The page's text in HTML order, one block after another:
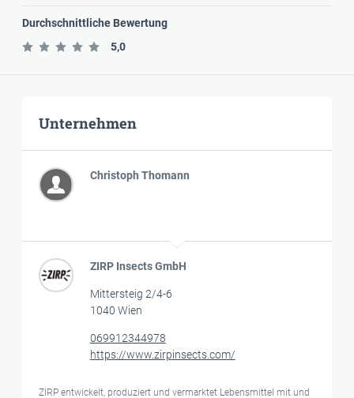
Durchschnittliche Bewertung
5,0
Unternehmen
Christoph Thomann
ZIRP Insects GmbH
Mittersteig 2/4-6
1040 Wien
069912344978
https://www.zirpinsects.com/
ZIRP entwickelt, produziert und vermarktet Lebensmittel mit und